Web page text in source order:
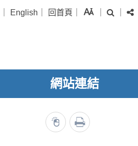
English 回首頁 字級 搜尋
網站連結